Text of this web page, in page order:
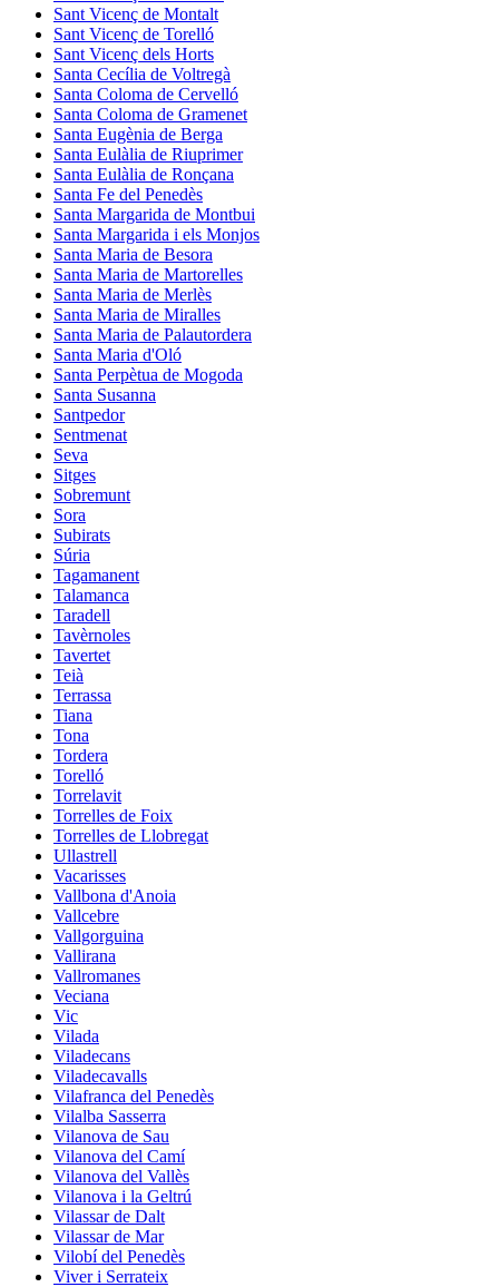
Sant Vicenç de Montalt
Sant Vicenç de Torelló
Sant Vicenç dels Horts
Santa Cecília de Voltregà
Santa Coloma de Cervelló
Santa Coloma de Gramenet
Santa Eugènia de Berga
Santa Eulàlia de Riuprimer
Santa Eulàlia de Ronçana
Santa Fe del Penedès
Santa Margarida de Montbui
Santa Margarida i els Monjos
Santa Maria de Besora
Santa Maria de Martorelles
Santa Maria de Merlès
Santa Maria de Miralles
Santa Maria de Palautordera
Santa Maria d'Oló
Santa Perpètua de Mogoda
Santa Susanna
Santpedor
Sentmenat
Seva
Sitges
Sobremunt
Sora
Subirats
Súria
Tagamanent
Talamanca
Taradell
Tavèrnoles
Tavertet
Teià
Terrassa
Tiana
Tona
Tordera
Torelló
Torrelavit
Torrelles de Foix
Torrelles de Llobregat
Ullastrell
Vacarisses
Vallbona d'Anoia
Vallcebre
Vallgorguina
Vallirana
Vallromanes
Veciana
Vic
Vilada
Viladecans
Viladecavalls
Vilafranca del Penedès
Vilalba Sasserra
Vilanova de Sau
Vilanova del Camí
Vilanova del Vallès
Vilanova i la Geltrú
Vilassar de Dalt
Vilassar de Mar
Vilobí del Penedès
Viver i Serrateix